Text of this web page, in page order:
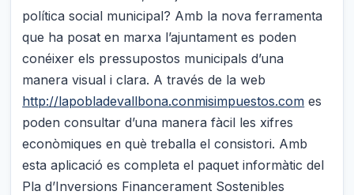
política social municipal? Amb la nova ferramenta
que ha posat en marxa l’ajuntament es poden
conéixer els pressupostos municipals d’una
manera visual i clara. A través de la web
http://lapobladevallbona.conmisimpuestos.com es
poden consultar d’una manera fàcil les xifres
econòmiques en què treballa el consistori. Amb
esta aplicació es completa el paquet informàtic del
Pla d’Inversions Financerament Sostenibles